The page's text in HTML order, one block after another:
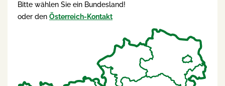
Bitte wählen Sie ein Bundesland!
oder den Österreich-Kontakt